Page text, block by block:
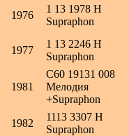
1976
1 13 1978 H
Supraphon
1977
1 13 2246 H
Supraphon
1981
С60 19131 008
Мелодия
+Supraphon
1982
1113 3307 H
Supraphon